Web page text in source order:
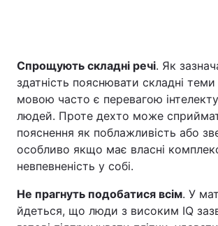
Спрощують складні речі. Як
здатність пояснювати складні
мовою часто є перевагою
людей. Проте дехто може
пояснення як поблажливість або
особливо якщо має власні
невпевненість у собі.
Не прагнуть подобатися всім. У
йдеться, що люди з високим IQ